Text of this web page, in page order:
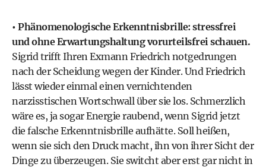
• Phänomenologische Erkenntnisbrille: stressfrei
und ohne Erwartungshaltung vorurteilsfrei schauen.
Sigrid trifft Ihren Exmann Friedrich notgedrungen
nach der Scheidung wegen der Kinder. Und Friedrich
lässt wieder einmal einen vernichtenden
narzisstischen Wortschwall über sie los. Schmerzlich
wäre es, ja sogar Energie raubend, wenn Sigrid jetzt
die falsche Erkenntnisbrille aufhätte. Soll heißen,
wenn sie sich den Druck macht, ihn von ihrer Sicht der
Dinge zu überzeugen. Sie switcht aber erst gar nicht in